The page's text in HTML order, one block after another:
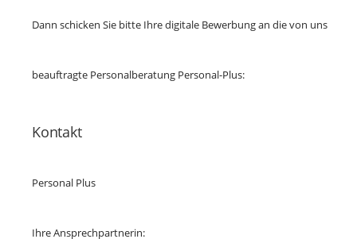
Dann schicken Sie bitte Ihre digitale Bewerbung an die von uns
beauftragte Personalberatung Personal-Plus:
Kontakt
Personal Plus
Ihre Ansprechpartnerin: